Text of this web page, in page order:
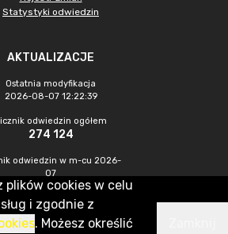
Statystyki odwiedzin
AKTUALIZACJE
Ostatnia modyfikacja
2026-08-07 12:22:39
odwiedzin ogółem
274 124
odwiedzin w m-cu 2026-
07
913
cookies w celu
i zgodnie z
. Możesz określić